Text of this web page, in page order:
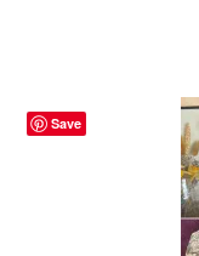
Save